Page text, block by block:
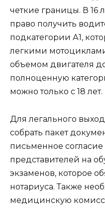
четкие границы. В 16
право получить
подкатегории А1,
легкими
объемом двигателя
полноценную
можно только с 18 лет.
Для легального
собрать пакет
письменное
представителей на
экзаменов, которое
нотариуса. Также
медицинскую